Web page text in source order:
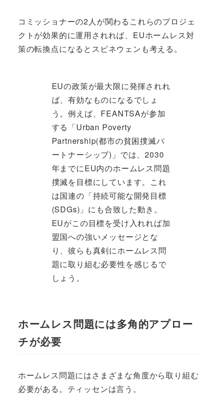
コミッショナーの2人が関わるこれらのプロジェ
クトが効果的に運用されれば、EUホームレス対
策の転換点になるとスピネウェンも考える。
EUの政策が最大限に発揮されれ
ば、有効なものになるでしょ
う。例えば、FEANTSAが参加
する「Urban Poverty
Partnership(都市の貧困撲滅パ
ートナーシップ)」では、2030
年までにEU内のホームレス問題
撲滅を目標にしています。これ
は国連の「持続可能な開発目標
(SDGs)」にも合致した動き。
EUがこの目標を受け入れれば加
盟国への強いメッセージとな
り、彼らも真剣にホームレス問
題に取り組む必要性を感じるで
しょう。
ホームレス問題には多角的アプロー
チが必要
ホームレス問題にはさまざまな角度から取り組む
必要がある。ティッセンは言う。